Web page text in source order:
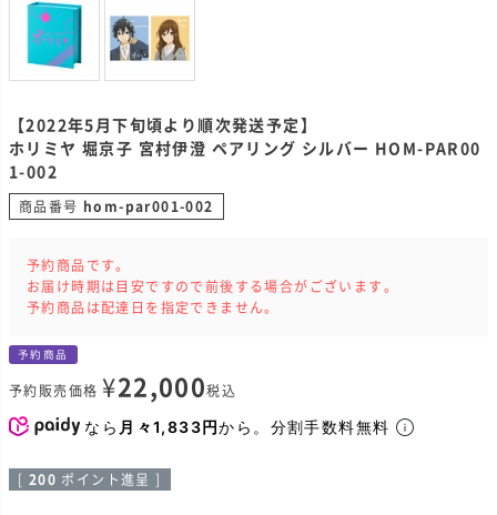
【2022年5月下旬頃より順次発送予定】
ホリミヤ 堀京子 宮村伊澄 ペアリング シルバー HOM-PAR00
1-002
商品番号 hom-par001-002
予約商品です。
お届け時期は目安ですので前後する場合がございます。
予約商品は配達日を指定できません。
予約商品
予約販売価格 ¥22,000税込
なら 月々1,833円から。分割手数料無料
200 ポイント進呈 ]